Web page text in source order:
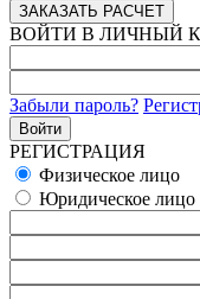
ВОЙТИ В ЛИЧНЫЙ
Забыли пароль?
РЕГИСТРАЦИЯ
Физическое лицо
Юридическое лицо